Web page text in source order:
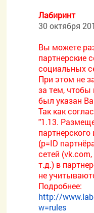
Лабиринт
30 октября
Вы можете
партнерские
социальных
При этом не
за тем, чтобы
был указан
Так как
"1.13.
(p=ID
сетей
т.д.) в
не
Подробнее:
http://
w=rules